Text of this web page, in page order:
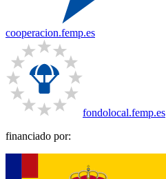
cooperacion.femp.es
fondolocal.femp.es
financiado por: